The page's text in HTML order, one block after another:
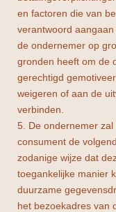
en factoren die van
verantwoord
de ondernemer op
gronden heeft om de
gerechtigd
weigeren of aan de
verbinden.
5. De ondernemer
consument de
zodanige wijze dat
toegankelijke manier
duurzame
het bezoekadres van